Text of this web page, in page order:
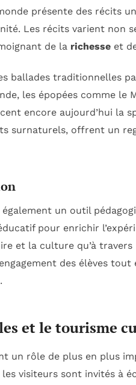
présente des récits
Les récits varient non
de la richesse et
ballades traditionnelles
les épopées comme le
encore aujourd’hui la
surnaturels, offrent un
un outil
pour enrichir
et la culture qu’à
des élèves
et le tourisme
un rôle de plus en plus
les visiteurs sont invités à